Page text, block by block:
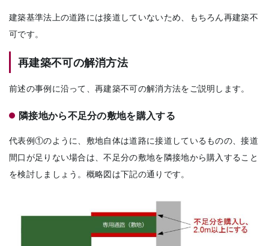
建築基準法上の道路には接道していないため、もちろん再建築不
可です。
再建築不可の解消方法
前述の事例に沿って、再建築不可の解消方法をご説明します。
隣接地から不足分の敷地を購入する
代表例①のように、敷地自体は道路に接道しているものの、接道
間口が足りない場合は、不足分の敷地を隣接地から購入すること
を検討しましょう。概略図は下記の通りです。